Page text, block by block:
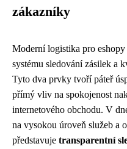
zákazníky
Moderní logistika pro
systému sledování zásilek a
Tyto dva prvky tvoří páteř
přímý vliv na spokojenost
internetového obchodu. V
na vysokou úroveň služeb a
představuje transparentní